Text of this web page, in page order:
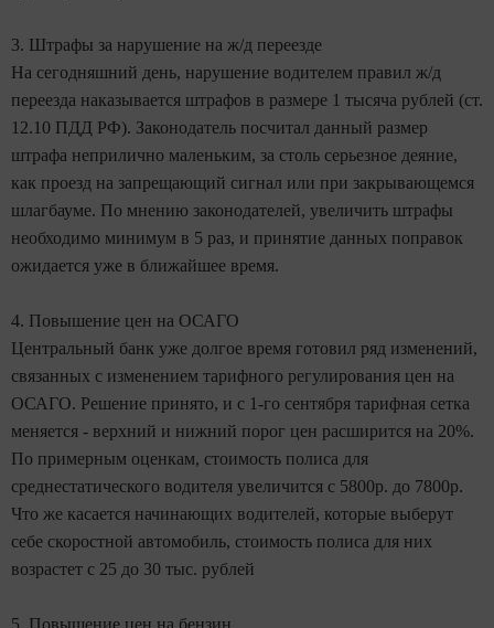
3. Штрафы за нарушение на ж/д переезде
На сегодняшний день, нарушение водителем правил ж/д
переезда наказывается штрафов в размере 1 тысяча рублей (ст.
12.10 ПДД РФ). Законодатель посчитал данный размер
штрафа неприлично маленьким, за столь серьезное деяние,
как проезд на запрещающий сигнал или при закрывающемся
шлагбауме. По мнению законодателей, увеличить штрафы
необходимо минимум в 5 раз, и принятие данных поправок
ожидается уже в ближайшее время.
4. Повышение цен на ОСАГО
Центральный банк уже долгое время готовил ряд изменений,
связанных с изменением тарифного регулирования цен на
ОСАГО. Решение принято, и с 1-го сентября тарифная сетка
меняется - верхний и нижний порог цен расширится на 20%.
По примерным оценкам, стоимость полиса для
среднестатического водителя увеличится с 5800р. до 7800р.
Что же касается начинающих водителей, которые выберут
себе скоростной автомобиль, стоимость полиса для них
возрастет с 25 до 30 тыс. рублей
5. Повышение цен на бензин